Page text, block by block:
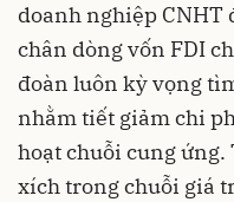
doanh nghiệp CNHT
chân dòng vốn FDI
đoàn luôn kỳ vọng
nhằm tiết giảm chi
hoạt chuỗi cung
xích trong chuỗi giá